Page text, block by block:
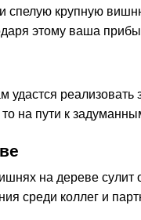
крупную
этому ваша
удастся
то на пути к
на дереве
среди коллег и